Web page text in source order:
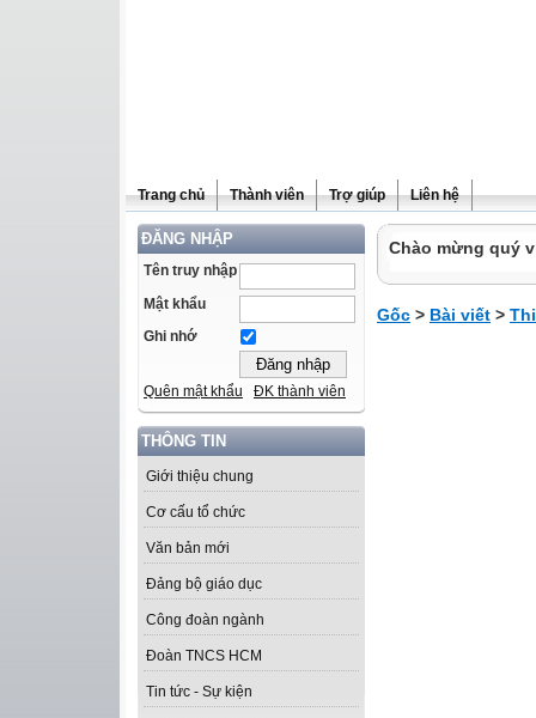
Trang chủ Thành viên Trợ giúp Liên hệ
ĐĂNG NHẬP
Tên truy nhập
Mật khẩu
Ghi nhớ
Quên mật khẩu ĐK thành viên
THÔNG TIN
Giới thiệu chung
Cơ cấu tổ chức
Văn bản mới
Đảng bộ giáo dục
Công đoàn ngành
Đoàn TNCS HCM
Tin tức - Sự kiện
Chào mừng quý
Gốc > Bài viết >